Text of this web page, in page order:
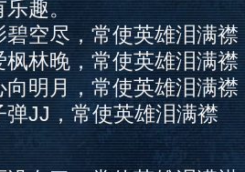
乐趣。
空尽，常使英雄泪满襟
晚，常使英雄泪满襟
月，常使英雄泪满襟
，常使英雄泪满襟